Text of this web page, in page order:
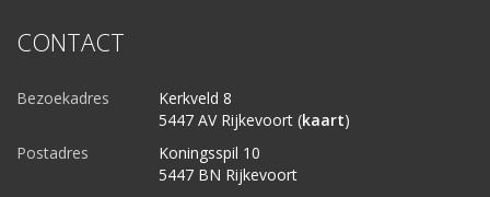
CONTACT
Bezoekadres
Kerkveld 8
5447 AV Rijkevoort (kaart)
Postadres
Koningsspil 10
5447 BN Rijkevoort